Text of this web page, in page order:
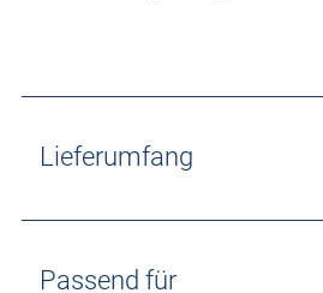
Lieferumfang
Passend für